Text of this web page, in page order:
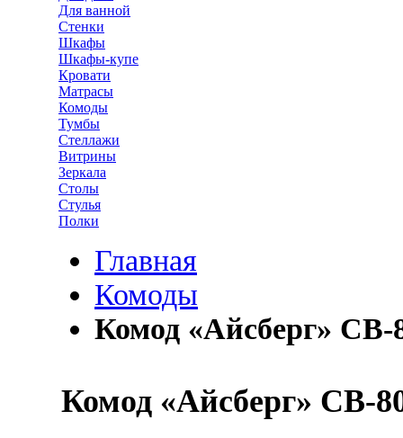
Для ванной
Стенки
Шкафы
Шкафы-купе
Кровати
Матрасы
Комоды
Тумбы
Стеллажи
Витрины
Зеркала
Столы
Стулья
Полки
Главная
Комоды
Комод «Айсберг» СВ-
Комод «Айсберг» СВ-